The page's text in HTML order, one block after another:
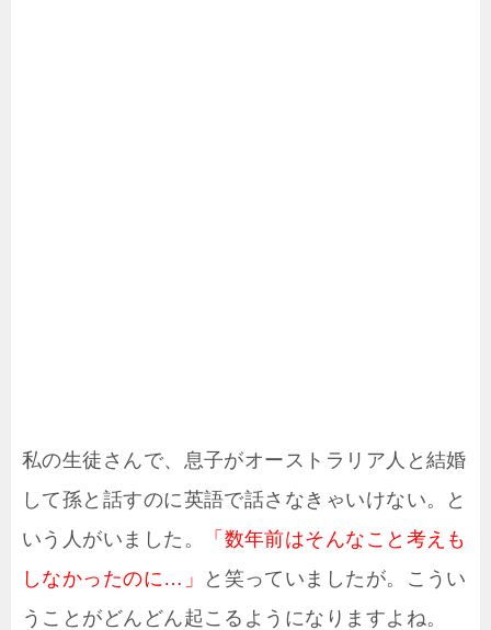
私の生徒さんで、息子がオーストラリア人と結婚
して孫と話すのに英語で話さなきゃいけない。と
いう人がいました。
「数年前はそんなこと考えも
しなかったのに…」
と笑っていましたが。こうい
うことがどんどん起こるようになりますよね。